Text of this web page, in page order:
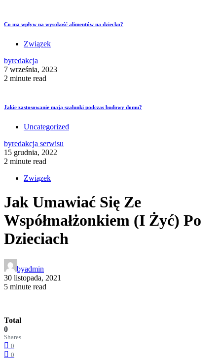
Co ma wpływ na wysokość alimentów na dziecko?
Związek
byredakcja
7 września, 2023
2 minute read
Jakie zastosowanie mają szalunki podczas budowy domu?
Uncategorized
byredakcja serwisu
15 grudnia, 2022
2 minute read
Związek
Jak Umawiać Się Ze
Współmałżonkiem (I Żyć) Po
Dzieciach
byadmin
30 listopada, 2021
5 minute read
Total
0
Shares
0
0